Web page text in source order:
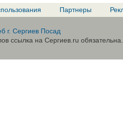
Партнеры
г. Сергиев Посад
ссылка на Сергиев.ru обязательна.